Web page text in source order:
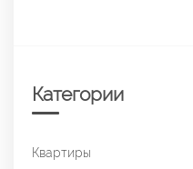
Категории
Квартиры